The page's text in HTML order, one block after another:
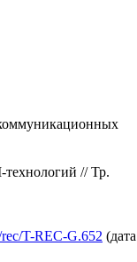
// Тр.
T-REC-G.652 (дата